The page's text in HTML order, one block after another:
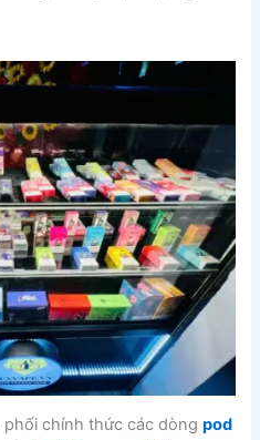
phối chính thức các dòngpod